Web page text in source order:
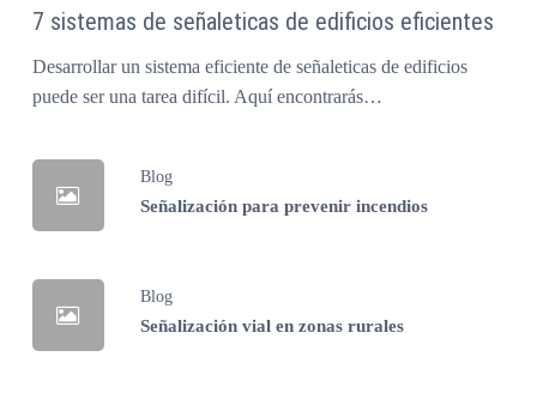
7 sistemas de señaleticas de edificios eficientes
Desarrollar un sistema eficiente de señaleticas de edificios
puede ser una tarea difícil. Aquí encontrarás…
Blog
Señalización para prevenir incendios
Blog
Señalización vial en zonas rurales